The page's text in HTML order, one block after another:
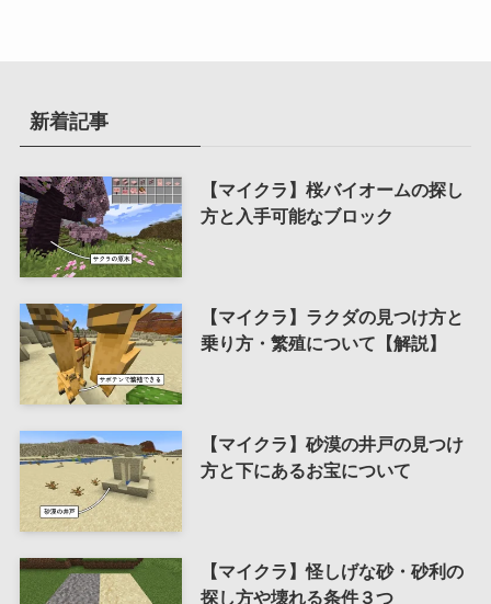
新着記事
【マイクラ】桜バイオームの探し
方と入手可能なブロック
【マイクラ】ラクダの見つけ方と
乗り方・繁殖について【解説】
【マイクラ】砂漠の井戸の見つけ
方と下にあるお宝について
【マイクラ】怪しげな砂・砂利の
探し方や壊れる条件３つ